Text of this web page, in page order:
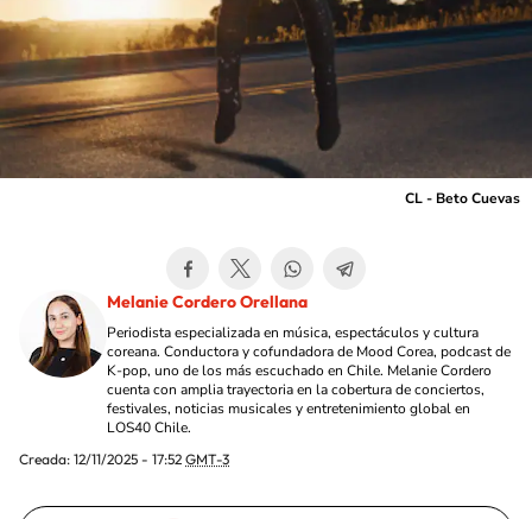
CL - Beto Cuevas
Melanie Cordero Orellana
Periodista especializada en música, espectáculos y cultura
coreana. Conductora y cofundadora de Mood Corea, podcast de
K-pop, uno de los más escuchado en Chile. Melanie Cordero
cuenta con amplia trayectoria en la cobertura de conciertos,
festivales, noticias musicales y entretenimiento global en
LOS40 Chile.
Creada: 12/11/2025 - 17:52 GMT-3